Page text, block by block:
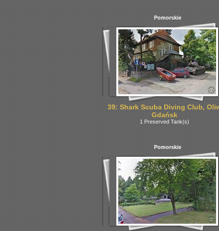
Pomorskie
39: Shark Scuba Diving Club,
Gdańsk
1 Preserved Tank(s)
Pomorskie